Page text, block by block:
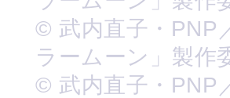
© 武内直子・PNP
ラームーン」製作
© 武内直子・PNP